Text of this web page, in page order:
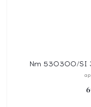
Nm 530300/SI